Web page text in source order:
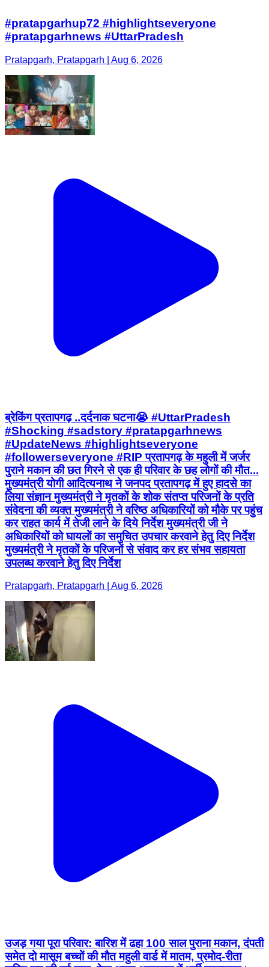
#pratapgarhup72 #highlightseveryone
#pratapgarhnews #UttarPradesh
Pratapgarh, Pratapgarh | Aug 6, 2026
ब्रेकिंग प्रतापगढ़ ..दर्दनाक घटना😭 #UttarPradesh
#Shocking #sadstory #pratapgarhnews
#UpdateNews #highlightseveryone
#followerseveryone #RIP प्रतापगढ़ के महुली में जर्जर
पुराने मकान की छत गिरने से एक ही परिवार के छह लोगों की मौत...
मुख्यमंत्री योगी आदित्यनाथ ने जनपद प्रतापगढ़ में हुए हादसे का
लिया संज्ञान मुख्यमंत्री ने मृतकों के शोक संतप्त परिजनों के प्रति
संवेदना की व्यक्त मुख्यमंत्री ने वरिष्ठ अधिकारियों को मौके पर पहुंच
कर राहत कार्य में तेजी लाने के दिये निर्देश मुख्यमंत्री जी ने
अधिकारियों को घायलों का समुचित उपचार करवाने हेतु दिए निर्देश
मुख्यमंत्री ने मृतकों के परिजनों से संवाद कर हर संभव सहायता
उपलब्ध करवाने हेतु दिए निर्देश
Pratapgarh, Pratapgarh | Aug 6, 2026
उजड़ गया पूरा परिवार: बारिश में ढहा 100 साल पुराना मकान, दंपती
समेत दो मासूम बच्चों की मौत महुली वार्ड में मातम, प्रमोद-रीता